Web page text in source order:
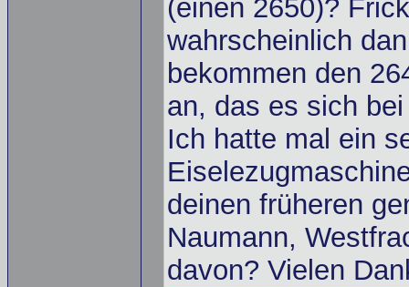
(einen 2650)?
wahrscheinlich
bekommen den
an, das es sich
Ich hatte mal ein
deinen früheren
Naumann,
davon? Vielen